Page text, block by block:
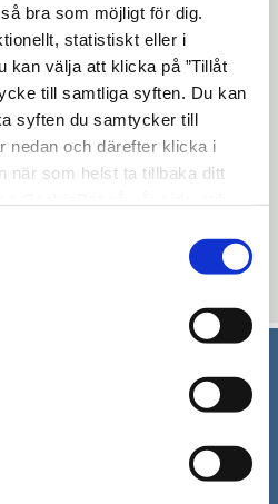
bra som möjligt för dig.
statistiskt eller i
kan välja att klicka på ”Tillåt
till samtliga syften. Du kan
syften du samtycker till
nedan och därefter klicka i
när som helst ta tillbaka ditt
om hur kakorna används och
inhämtar och behandlar
ojämn i
ska man aldrig dricka
eller
det direkt olämpligt,
ur sjön.
tfn 08-52302484
26